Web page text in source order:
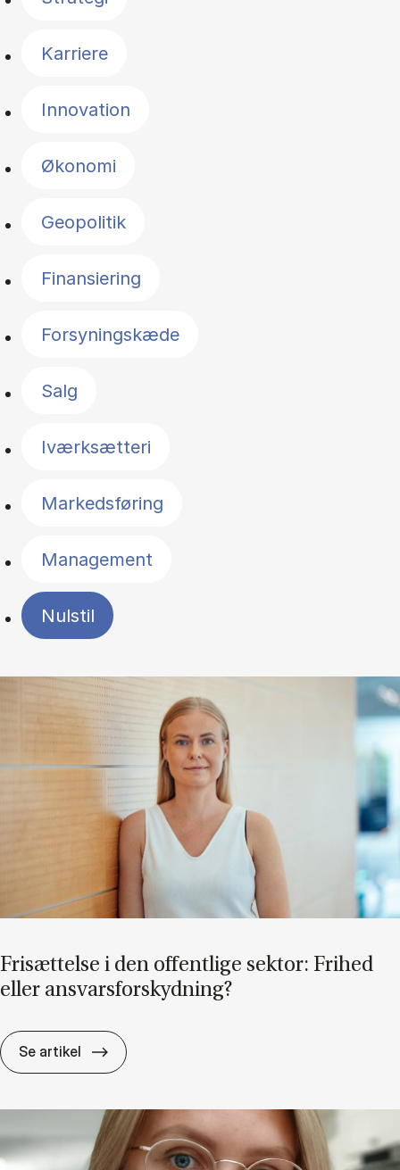
Karriere
Innovation
Økonomi
Geopolitik
Finansiering
Forsyningskæde
Salg
Iværksætteri
Markedsføring
Management
Nulstil
Fri­sæt­tel­se i den of­fent­li­ge sek­tor: Fri­hed
el­ler an­svars­for­skyd­ning?
Se artikel Fri­sæt­tel­se i den of­fent­li­ge sek­tor: Fri­hed